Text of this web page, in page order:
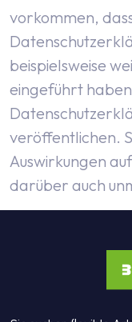
vorkommen,
beispielsweise
eingeführt
veröffentlichen.
Auswirkungen
darüber auch